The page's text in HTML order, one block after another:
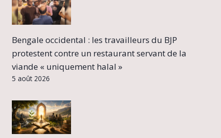
Bengale occidental : les travailleurs du BJP
protestent contre un restaurant servant de la
viande « uniquement halal »
5 août 2026